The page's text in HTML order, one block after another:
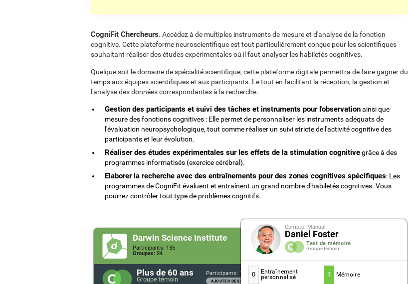
CogniFit Chercheurs. Accédez à de multiples instruments de mesure et d'analyse de la fonction
cognitive. Cette plateforme neuroscientifique est tout particulièrement conçue pour les scientifiques
souhaitant réaliser des études expérimentales où il faut analyser les habiletés cognitives.
Quelque soit le domaine de spécialité scientifique, cette plateforme digitale permettra de faire gagner du
temps aux équipes scientifiques et aux participants. Le tout en facilitant la réception, la gestion et
l'analyse des données correspondantes à la recherche.
Gestion des participants et suivi des tâches et instruments pour l'observationainsi que
mesure des fonctions cognitives : Elle permet de personnaliser les instruments adéquats de
l'évaluation neuropsychologique, tout comme réaliser un suivi stricte de l'activité cognitive des
participants et leur évolution.
Réaliser des études expérimentales sur les effets de la stimulation cognitivegrâce à des
programmes informatisés (exercice cérébral).
Elaborer la recherche avec des entraînements pour des zones cognitives spécifiques: Les
programmes de CogniFit évaluent et entraînent un grand nombre d'habiletés cognitives. Vous
pourrez contrôler tout type de problèmes cognitifs.
Darwin Science Institute
Participants: 135
Groupes: 24
Plus de 60 ans
Groupe témoin
Participants: 11
AJOUTER DES PARTICIPANTS
Compte: Manual
Daniel Foster
Test de mémoire
Groupe témoin
0 Entraînement
personnalisé 1 Mémoire